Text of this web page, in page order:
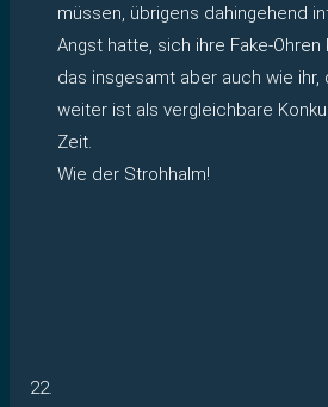
müssen, übrigens dahingehend
Angst hatte, sich ihre Fake-
das insgesamt aber auch wie ihr,
weiter ist als vergleichbare
Zeit.
Wie der Strohhalm!